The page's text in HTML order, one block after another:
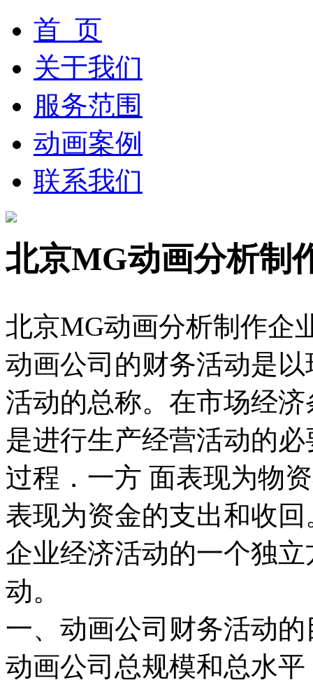
首 页
关于我们
服务范围
动画案例
联系我们
北京MG动画分析制
北京MG动画分析制作企
动画公司的财务活动是
活动的总称。在市场经
是进行生产经营活动的
过程．一方 面表现为物
表现为资金的支出和收
企业经济活动的一个独
动。
一、动画公司财务活动
动画公司总规模和总水